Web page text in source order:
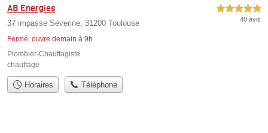
AB Energies
37 impasse Séverine, 31200 Toulouse
Fermé, ouvre demain à 9h
5,0 étoiles sur 5
40 avis
Plombier-Chauffagiste
chauffage
Horaires Téléphone